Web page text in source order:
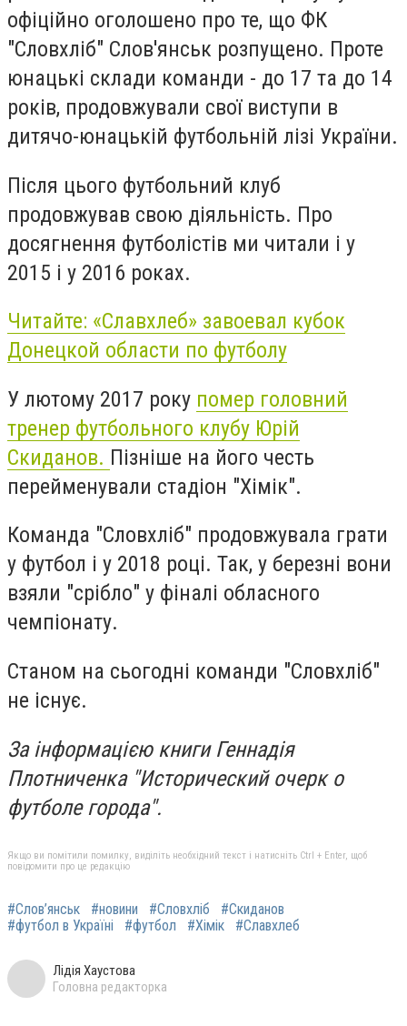
офіційно оголошено про те, що ФК
"Словхліб" Слов'янськ розпущено. Проте
юнацькі склади команди - до 17 та до 14
років, продовжували свої виступи в
дитячо-юнацькій футбольній лізі України.
Після цього футбольний клуб
продовжував свою діяльність. Про
досягнення футболістів ми читали і у
2015 і у 2016 роках.
Читайте: «Славхлеб» завоевал кубок
Донецкой области по футболу
У лютому 2017 року помер головний
тренер футбольного клубу Юрій
Скиданов. Пізніше на його честь
перейменували стадіон "Хімік".
Команда "Словхліб" продовжувала грати
у футбол і у 2018 році. Так, у березні вони
взяли "срібло" у фіналі обласного
чемпіонату.
Станом на сьогодні команди "Словхліб"
не існує.
За інформацією книги Геннадія
Плотниченка "Исторический очерк о
футболе города".
Якщо ви помітили помилку, виділіть необхідний текст і натисніть Ctrl + Enter, щоб
повідомити про це редакцію
#Слов’янськ #новини #Словхліб
#Скиданов
#футбол в Україні
#футбол #Хімік #Славхлеб
Лідія Хаустова
Головна редакторка